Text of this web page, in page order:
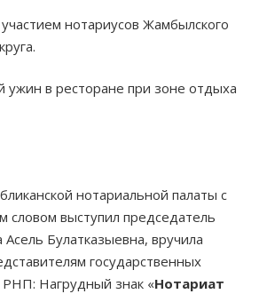
нотариусов Жамбылского
ужин в ресторане при зоне отдыха
нотариальной палаты с
словом выступил председатель
Булатказыевна, вручила
государственных
РНП: Нагрудный знак «Нотариат